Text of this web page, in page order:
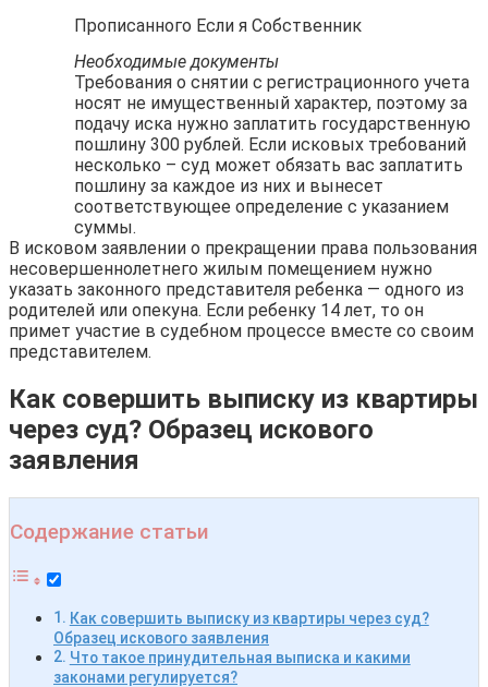
Прописанного Если я Собственник
Необходимые документы
Требования о снятии с регистрационного учета
носят не имущественный характер, поэтому за
подачу иска нужно заплатить государственную
пошлину 300 рублей. Если исковых требований
несколько – суд может обязать вас заплатить
пошлину за каждое из них и вынесет
соответствующее определение с указанием
суммы.
В исковом заявлении о прекращении права пользования
несовершеннолетнего жилым помещением нужно
указать законного представителя ребенка — одного из
родителей или опекуна. Если ребенку 14 лет, то он
примет участие в судебном процессе вместе со своим
представителем.
Как совершить выписку из квартиры
через суд? Образец искового
заявления
Содержание статьи
Как совершить выписку из квартиры через суд?
Образец искового заявления
Что такое принудительная выписка и какими
законами регулируется?